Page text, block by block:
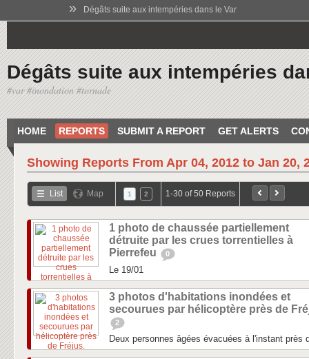
» Dégâts suite aux intempéries dans le Var
Dégâts suite aux intempéries
#var #inondation #tornade
HOME REPORTS SUBMIT A REPORT GET ALERTS
Showing Reports From Apr 04, 2012 to Jan 20,
List Map 1 2 1-30 of 50 Reports
1 photo de chaussée partiellement
détruite par les crues torrentielles à
Pierrefeu
0
Le 19/01
3 photos d'habitations inondées et
secourues par hélicoptère près de
2
Deux personnes âgées évacuées à l'instant près